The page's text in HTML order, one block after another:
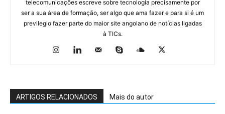
telecomunicações escreve sobre tecnologia precisamente por
ser a sua área de formação, ser algo que ama fazer e para si é um
previlegio fazer parte do maior site angolano de notícias ligadas
à TICs.
ARTIGOS RELACIONADOS Mais do autor